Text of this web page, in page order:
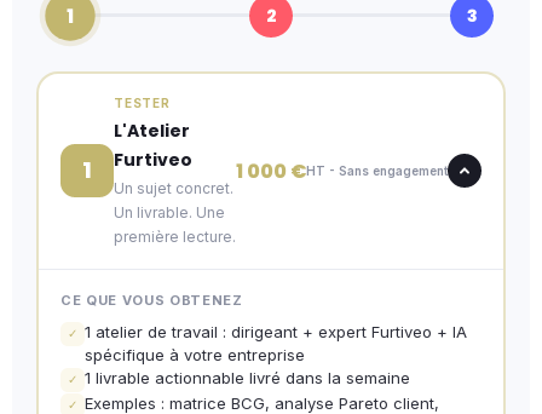
1 2 3
1
TESTER
L'Atelier
Furtiveo
Un sujet concret.
Un livrable. Une
première lecture.
1 000 €HT - Sans engagement
CE QUE VOUS OBTENEZ
✓ 1 atelier de travail : dirigeant + expert Furtiveo + IA
spécifique à votre entreprise
✓ 1 livrable actionnable livré dans la semaine
✓ Exemples : matrice BCG, analyse Pareto client,